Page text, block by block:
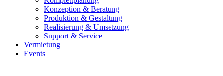
Konzeption & Beratung
Produktion & Gestaltung
Realisierung & Umsetzung
Support & Service
Vermietung
Events